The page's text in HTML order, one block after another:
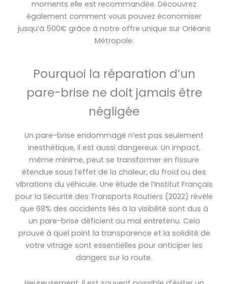
moments elle est recommandée. Découvrez
également comment vous pouvez économiser
jusqu’à 500€ grâce à notre offre unique sur Orléans
Métropole.
Pourquoi la réparation d’un
pare-brise ne doit jamais être
négligée
Un pare-brise endommagé n’est pas seulement
inesthétique, il est aussi dangereux. Un impact,
même minime, peut se transformer en fissure
étendue sous l’effet de la chaleur, du froid ou des
vibrations du véhicule. Une étude de l’Institut Français
pour la Sécurité des Transports Routiers (2022) révèle
que 68% des accidents liés à la visibilité sont dus à
un pare-brise déficient ou mal entretenu. Cela
prouve à quel point la transparence et la solidité de
votre vitrage sont essentielles pour anticiper les
dangers sur la route.